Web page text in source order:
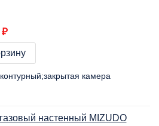
₽
закрытая камера
настенный MIZUDO